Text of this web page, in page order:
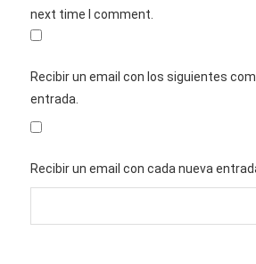
next time I comment.
Recibir un email con los siguientes
entrada.
Recibir un email con cada nueva